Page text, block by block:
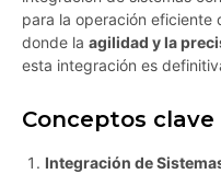
para la operación eficiente
donde la agilidad y la
esta integración es
Conceptos clave
Integración de